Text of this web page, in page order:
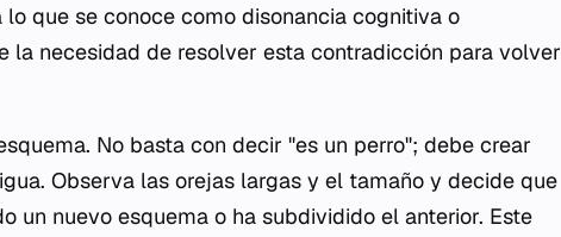
que se conoce como disonancia cognitiva o
la necesidad de resolver esta contradicción para volver
No basta con decir "es un perro"; debe crear
Observa las orejas largas y el tamaño y decide que
un nuevo esquema o ha subdividido el anterior. Este